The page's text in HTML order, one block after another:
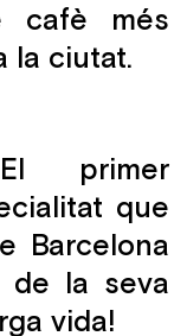
cafè més
la ciutat.
primer
que
Barcelona
la seva
vida!